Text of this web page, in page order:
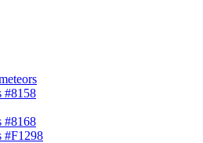
#8158
#8168
#F1298